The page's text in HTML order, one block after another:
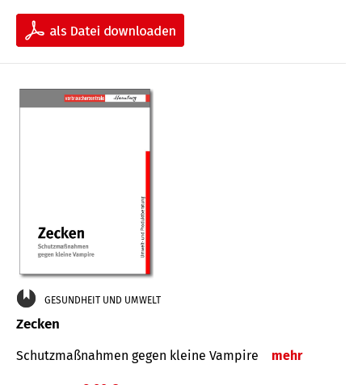
GESUNDHEIT UND UMWELT
Zecken
Schutz­maß­nahmen gegen kleine Vampire mehr